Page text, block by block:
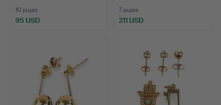
10 pujas
95 USD
7 pujas
211 USD